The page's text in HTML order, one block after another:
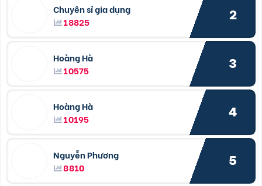
Chuyên sỉ gia dụng
18825
2
Hoàng Hà
10575
3
Hoàng Hà
10195
4
Nguyễn Phương
8810
5